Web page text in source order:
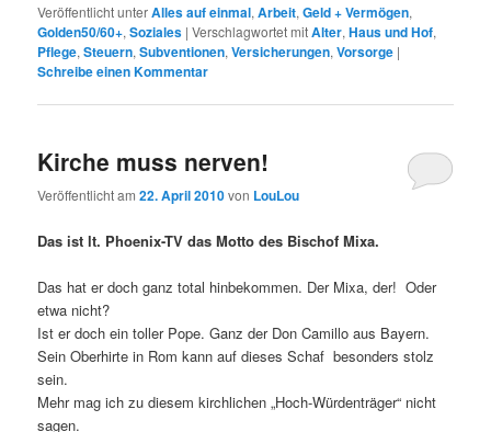
Veröffentlicht unterAlles auf einmal,Arbeit,Geld + Vermögen,
Golden50/60+,Soziales |Verschlagwortet mitAlter,Haus und Hof,
Pflege,Steuern,Subventionen,Versicherungen,Vorsorge |
Schreibe einen Kommentar
Kirche muss nerven!
Veröffentlicht am22. April 2010von LouLou
Das ist lt. Phoenix-TV das Motto des Bischof Mixa.
Das hat er doch ganz total hinbekommen. Der Mixa, der! Oder
etwa nicht?
Ist er doch ein toller Pope. Ganz der Don Camillo aus Bayern.
Sein Oberhirte in Rom kann auf dieses Schaf besonders stolz
sein.
Mehr mag ich zu diesem kirchlichen „Hoch-Würdenträger“ nicht
sagen.